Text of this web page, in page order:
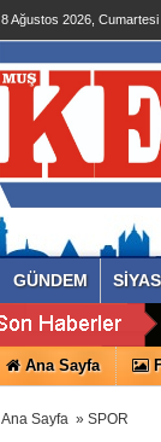
8 Ağustos 2026,
GÜNDEM
Ana Sayfa
Ana Sayfa » SPOR